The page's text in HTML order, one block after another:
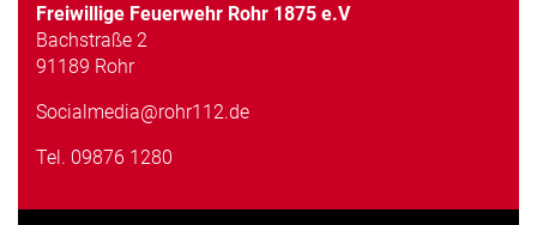
Freiwillige Feuerwehr Rohr 1875 e.V
Bachstraße 2
91189 Rohr
Socialmedia@rohr112.de
Tel. 09876 1280